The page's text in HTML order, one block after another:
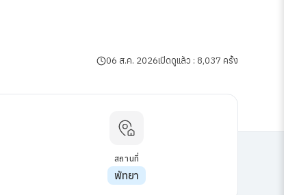
06 ส.ค. 2026เปิดดูแล้ว : 8,037 ครั้ง
สถานที่
พัทยา